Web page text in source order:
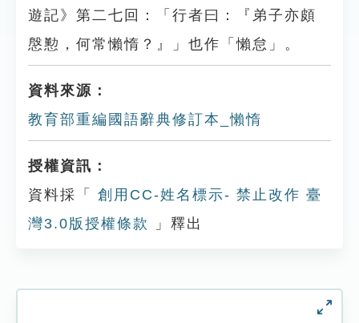
遊記》第二七回：「行者曰：『弟子亦頗
慇懃，何常懶惰？』」也作「懶怠」。
資料來源：
教育部重編國語辭典修訂本_懶惰
授權資訊：
資料採「
創用CC-姓名標示- 禁止改作 臺
灣3.0版授權條款
」釋出